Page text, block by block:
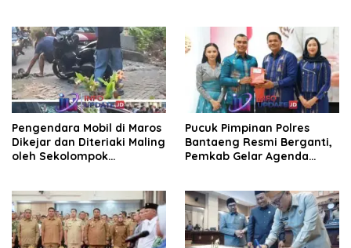
Pengendara Mobil di Maros
Dikejar dan Diteriaki Maling
oleh Sekolompok
Pucuk Pimpinan Polres
Bantaeng Resmi Berganti,
Pemkab Gelar Agenda